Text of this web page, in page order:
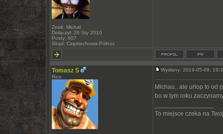
Znak: Michał
Dołączył: 26 Sty 2010
Posty: 607
Skąd: Częstochowa-Północ
Tomasz S
Rico
Wysłany: 2019-05-09,
Michau.. ale urlop to od
bo w tym roku
To miejsce czeka na